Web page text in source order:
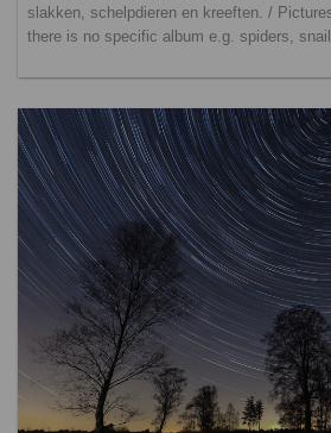
slakken, schelpdieren en kreeften. /
there is no specific album e.g. spiders,